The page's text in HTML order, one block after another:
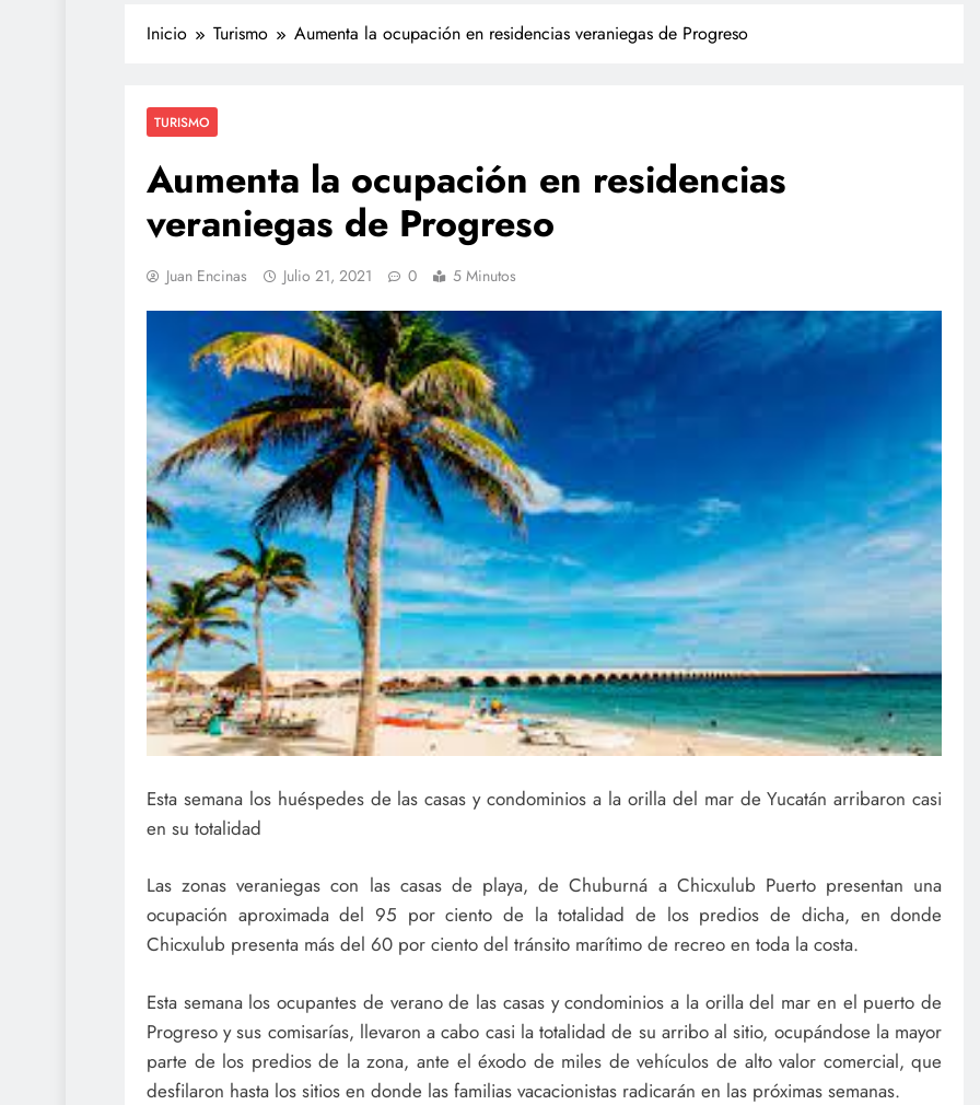
Inicio Turismo Aumenta la ocupación en residencias veraniegas de Progreso
TURISMO
Aumenta la ocupación en residencias
veraniegas de Progreso
Juan Encinas Julio 21, 2021 0 5 Minutos
Esta semana los huéspedes de las casas y condominios a la orilla del mar de Yucatán arribaron casi
en su totalidad
Las zonas veraniegas con las casas de playa, de Chuburná a Chicxulub Puerto presentan una
ocupación aproximada del 95 por ciento de la totalidad de los predios de dicha, en donde
Chicxulub presenta más del 60 por ciento del tránsito marítimo de recreo en toda la costa.
Esta semana los ocupantes de verano de las casas y condominios a la orilla del mar en el puerto de
Progreso y sus comisarías, llevaron a cabo casi la totalidad de su arribo al sitio, ocupándose la mayor
parte de los predios de la zona, ante el éxodo de miles de vehículos de alto valor comercial, que
desfilaron hasta los sitios en donde las familias vacacionistas radicarán en las próximas semanas.
Propuesta para la regulación de
redes sociales estará lista a finales
de agosto: Sheinbaum
abril 26, 2023
Camionazo en Sonora deja un
muerto y 39 lesionados en la
carretera Obregón-Empalme